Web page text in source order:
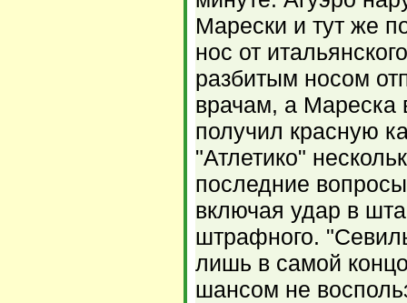
Марески и тут же
нос от
разбитым носом
врачам, а Мареска
получил красную
"Атлетико"
последние
включая удар в
штрафного.
лишь в самой
шансом не